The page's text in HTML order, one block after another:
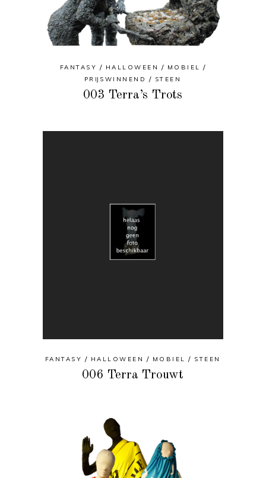
FANTASY HALLOWEEN
MOBIEL
PRIJSWINNEND
STEEN
003 Terra’s Trots
FANTASY HALLOWEEN MOBIEL STEEN
006 Terra Trouwt